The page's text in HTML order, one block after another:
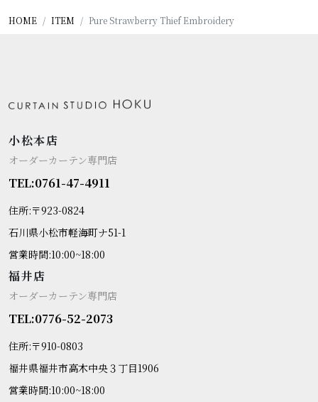
HOME ITEM Pure Strawberry Thief Embroidery
小松本店
オーダーカーテン専門店
TEL:0761-47-4911
住所:〒923-0824
石川県小松市軽海町ナ51-1
営業時間:10:00~18:00
福井店
オーダーカーテン専門店
TEL:0776-52-2073
住所:〒910-0803
福井県福井市高木中央３丁目1906
営業時間:10:00~18:00